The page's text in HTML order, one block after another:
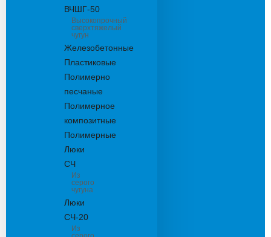
ВЧШГ-50
Высокопрочный
сверхтяжелый
чугун
Железобетонные
Пластиковые
Полимерно
песчаные
Полимерное
композитные
Полимерные
Люки
СЧ
Из
серого
чугуна
Люки
СЧ-20
Из